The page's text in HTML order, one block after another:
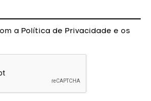
a Política de Privacidade e os